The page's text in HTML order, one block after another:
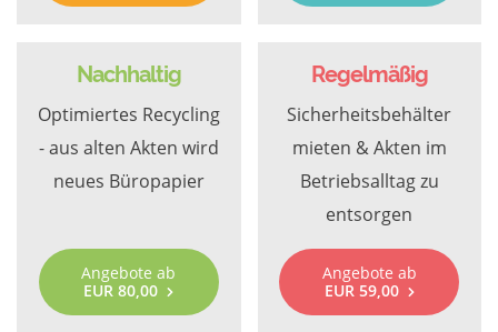
Nachhaltig
Optimiertes Recycling
- aus alten Akten wird
neues Büropapier
Angebote ab
EUR 80,00
Regelmäßig
Sicherheitsbehälter
mieten & Akten im
Betriebsalltag zu
entsorgen
Angebote ab
EUR 59,00